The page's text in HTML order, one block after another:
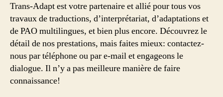
Trans-Adapt est votre partenaire et allié pour tous vos
travaux de traductions, d’interprétariat, d’adaptations et
de PAO multilingues, et bien plus encore. Découvrez le
détail de nos prestations, mais faites mieux: contactez-
nous par téléphone ou par e-mail et engageons le
dialogue. Il n’y a pas meilleure manière de faire
connaissance!